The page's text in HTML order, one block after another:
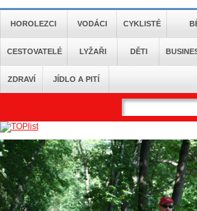
HOROLEZCI VODÁCI CYKLISTÉ
CESTOVATELÉ LYŽAŘI DĚTI
ZDRAVÍ JÍDLO A PITÍ